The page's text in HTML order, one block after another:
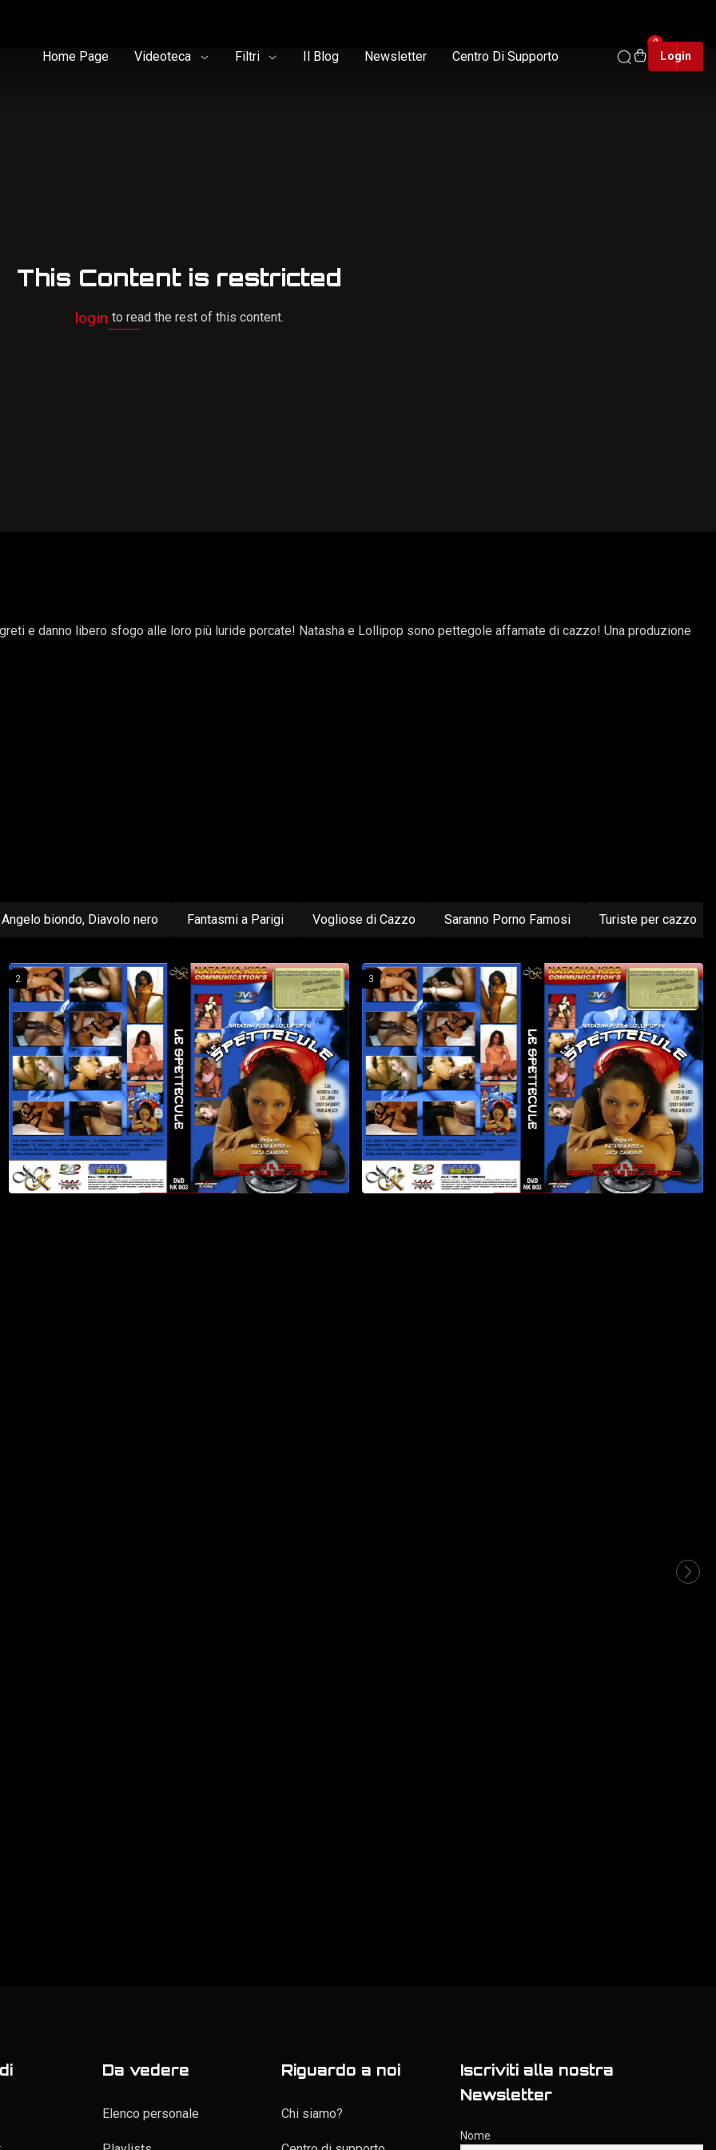
Home Page Videoteca Filtri Il Blog Newsletter Centro Di Supporto
0
Login
This Content is restricted
login to read the rest of this content.
e danno libero sfogo alle loro più luride porcate! Natasha e Lollipop sono pettegole affamate di cazzo! Una produzione
Angelo biondo, Diavolo nero Fantasmi a Parigi Vogliose di Cazzo Saranno Porno Famosi Turiste per cazzo
2 3
Da vedere
Elenco personale
Riguardo a noi
Chi siamo?
Iscriviti alla nostra
Newsletter
Nome